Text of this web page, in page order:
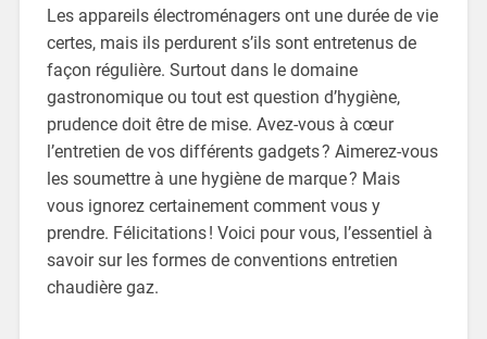
Les appareils électroménagers ont une durée de vie
certes, mais ils perdurent s’ils sont entretenus de
façon régulière. Surtout dans le domaine
gastronomique ou tout est question d’hygiène,
prudence doit être de mise. Avez-vous à cœur
l’entretien de vos différents gadgets ? Aimerez-vous
les soumettre à une hygiène de marque ? Mais
vous ignorez certainement comment vous y
prendre. Félicitations ! Voici pour vous, l’essentiel à
savoir sur les formes de conventions entretien
chaudière gaz.